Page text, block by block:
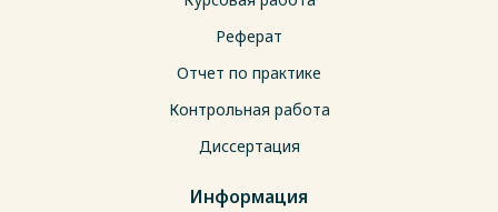
Реферат
Отчет по практике
Контрольная работа
Диссертация
Информация